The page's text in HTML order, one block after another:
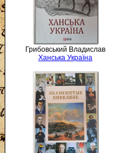
Грибовський Владислав
Ханська Україна